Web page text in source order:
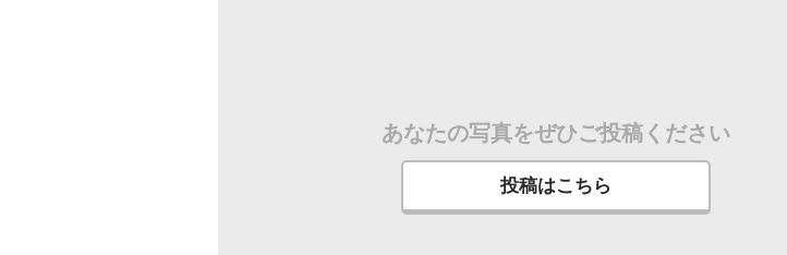
あなたの写真をぜひご投稿ください
投稿はこちら